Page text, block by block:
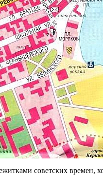
советских времен,